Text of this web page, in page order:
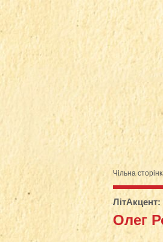
Чільна
ЛітАкцент:
Олег